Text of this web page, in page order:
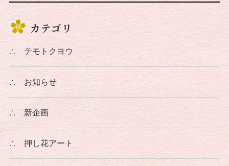
カテゴリ
∴ テモトクヨウ
∴ お知らせ
∴ 新企画
∴ 押し花アート